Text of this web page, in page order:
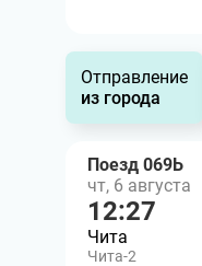
Отправление
из города
Поезд 069Ь
чт, 6 августа
12:27
Чита
Чита-2